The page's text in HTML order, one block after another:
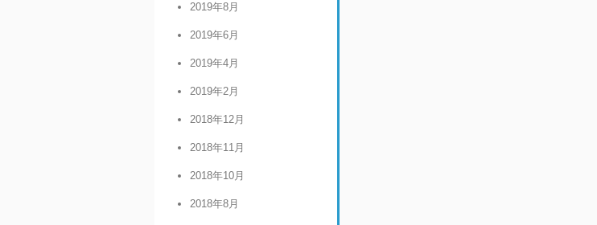
2019年8月
2019年6月
2019年4月
2019年2月
2018年12月
2018年11月
2018年10月
2018年8月